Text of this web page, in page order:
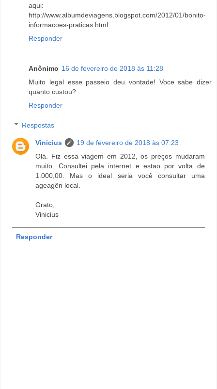
aqui:
http://www.albumdeviagens.blogspot.com/2012/01/bonito-
informacoes-praticas.html
Responder
Anônimo 16 de fevereiro de 2018 às 11:28
Muito legal esse passeio deu vontade! Voce sabe dizer
quanto custou?
Responder
Respostas
Vinicius
19 de fevereiro de 2018 às 07:23
Olá. Fiz essa viagem em 2012, os preços mudaram
muito. Consultei pela internet e estao por volta de
1.000,00. Mas o ideal seria você consultar uma
ageagên local.
Grato,
Vinicius
Responder